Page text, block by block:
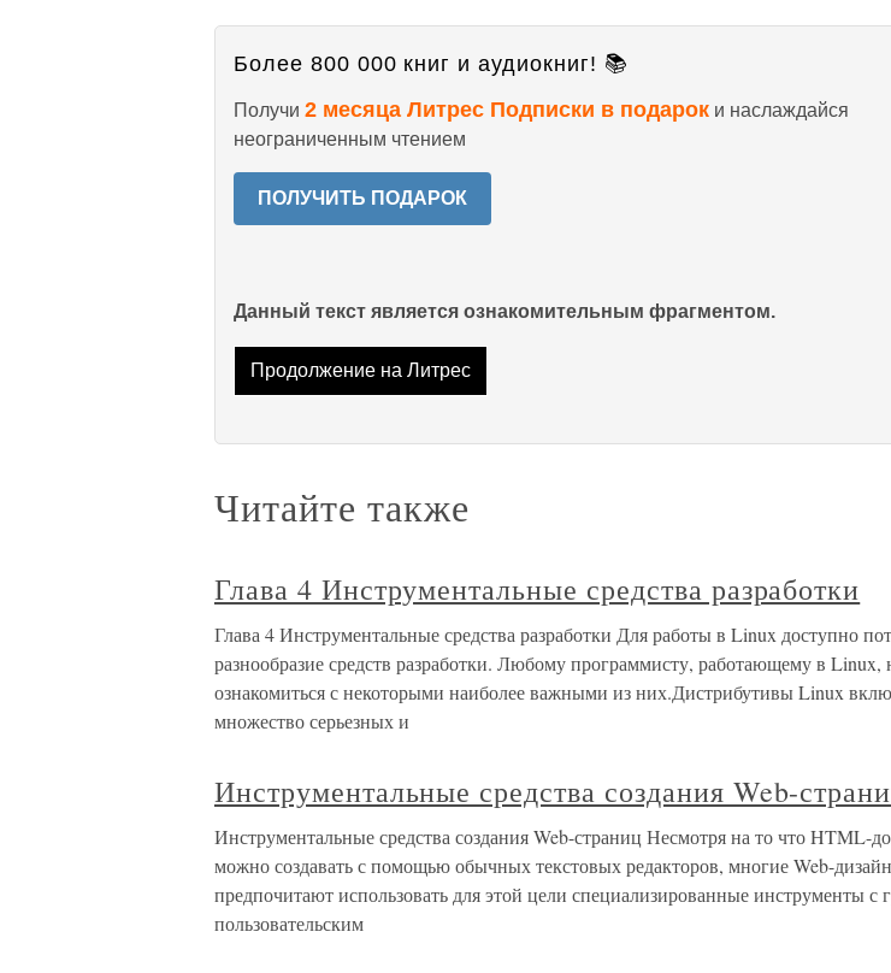
Более 800 000 книг и аудиокниг! 📚
Получи 2 месяца Литрес Подписки в подарок и наслаждайся
неограниченным чтением
ПОЛУЧИТЬ ПОДАРОК
Данный текст является ознакомительным фрагментом.
Продолжение на Литрес
Читайте также
Глава 4 Инструментальные средства разработки
Глава 4 Инструментальные средства разработки Для работы в Linux доступно
разнообразие средств разработки. Любому программисту, работающему в
ознакомиться с некоторыми наиболее важными из них.Дистрибутивы Linux
множество серьезных и
Инструментальные средства создания Web-
Инструментальные средства создания Web-страниц Несмотря на то что HTML-
можно создавать с помощью обычных текстовых редакторов, многие Web-
предпочитают использовать для этой цели специализированные инструменты с
пользовательским